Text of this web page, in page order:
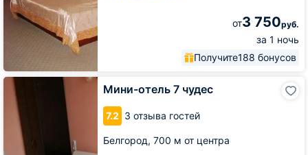
от3 750руб.
за 1 ночь
Получите188 бонусов
Мини-отель 7 чудес
7.2 3 отзыва гостей
Белгород, 700 м от центра
Мини-
отель
чудес